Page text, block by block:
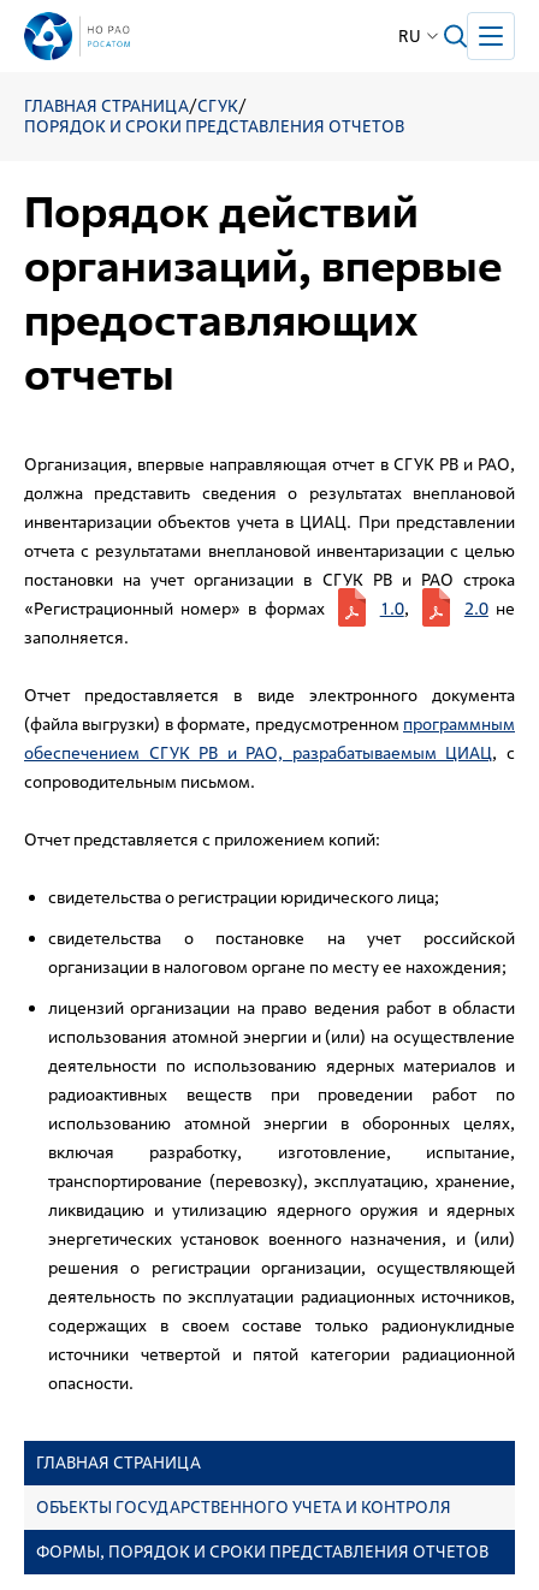
RU
ГЛАВНАЯ СТРАНИЦА/СГУК/
ПОРЯДОК И СРОКИ ПРЕДСТАВЛЕНИЯ ОТЧЕТОВ
ГЛАВНАЯ СТРАНИЦА
ОБЪЕКТЫ ГОСУДАРСТВЕННОГО УЧЕТА И КОНТРОЛЯ
ФОРМЫ, ПОРЯДОК И СРОКИ ПРЕДСТАВЛЕНИЯ ОТЧЕТОВ
Порядок действий
организаций, впервые
предоставляющих
отчеты
Организация, впервые направляющая отчет в СГУК РВ и РАО,
должна представить сведения о результатах внеплановой
инвентаризации объектов учета в ЦИАЦ. При представлении
отчета с результатами внеплановой инвентаризации с целью
постановки на учет организации в СГУК РВ и РАО строка
«Регистрационный номер» в формах
1.0, 2.0не
заполняется.
Отчет предоставляется в виде электронного документа
(файла выгрузки) в формате, предусмотренном программным
обеспечением СГУК РВ и РАО, разрабатываемым ЦИАЦ, с
сопроводительным письмом.
Отчет представляется с приложением копий:
свидетельства о регистрации юридического лица;
свидетельства о постановке на учет российской
организации в налоговом органе по месту ее нахождения;
лицензий организации на право ведения работ в области
использования атомной энергии и (или) на осуществление
деятельности по использованию ядерных материалов и
радиоактивных веществ при проведении работ по
использованию атомной энергии в оборонных целях,
включая разработку, изготовление, испытание,
транспортирование (перевозку), эксплуатацию, хранение,
ликвидацию и утилизацию ядерного оружия и ядерных
энергетических установок военного назначения, и (или)
решения о регистрации организации, осуществляющей
деятельность по эксплуатации радиационных источников,
содержащих в своем составе только радионуклидные
источники четвертой и пятой категории радиационной
опасности.